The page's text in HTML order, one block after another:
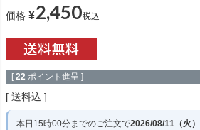
価格 ¥2,450税込
[ 22 ポイント進呈 ]
送料込
本日 15時00分までのご注文で2026/08/11（火）